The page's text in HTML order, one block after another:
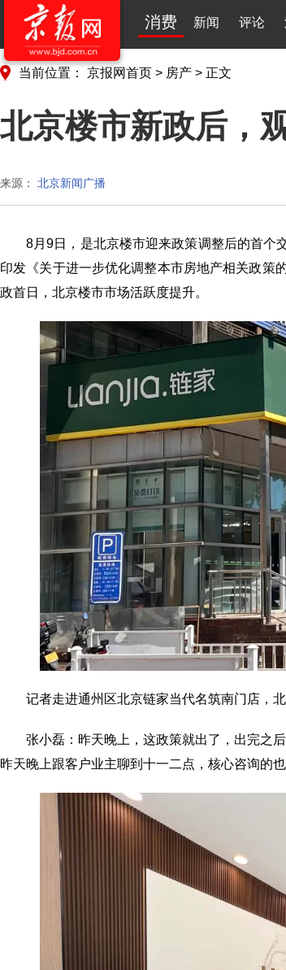
消费 新闻 评论
当前位置： 京报网首页 > 房产 > 正文
北京楼市新政后，
来源： 北京新闻广播
8月9日，是北京楼市迎来政策调整后的首个
印发《关于进一步优化调整本市房地产相关政策
政首日，北京楼市市场活跃度提升。
记者走进通州区北京链家当代名筑南门店，
张小磊：昨天晚上，这政策就出了，出完之
昨天晚上跟客户业主聊到十一二点，核心咨询的